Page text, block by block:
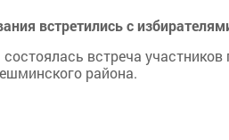
встретились с
встреча
района.